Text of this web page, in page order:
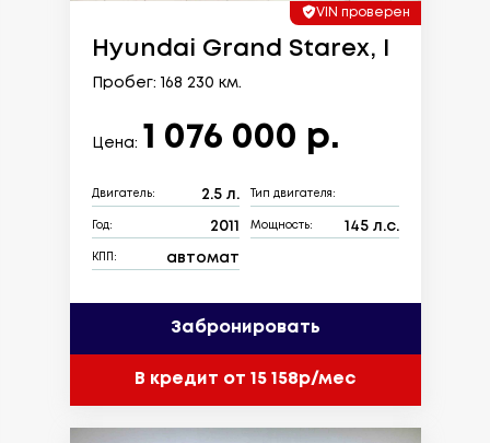
VIN проверен
Hyundai Grand Starex, I
Пробег: 168 230 км.
Цена: 1 076 000 р.
Двигатель: 2.5 л. Тип двигателя:
Год: 2011 Мощность: 145 л.с.
КПП: автомат
Забронировать
В кредит от 15 158р/мес